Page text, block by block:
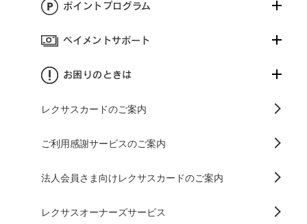
ポイントプログラム
ペイメントサポート
お困りのときは
レクサスカードのご案内
ご利用感謝サービスのご案内
法人会員さま向けレクサスカードのご案内
レクサスオーナーズサービス